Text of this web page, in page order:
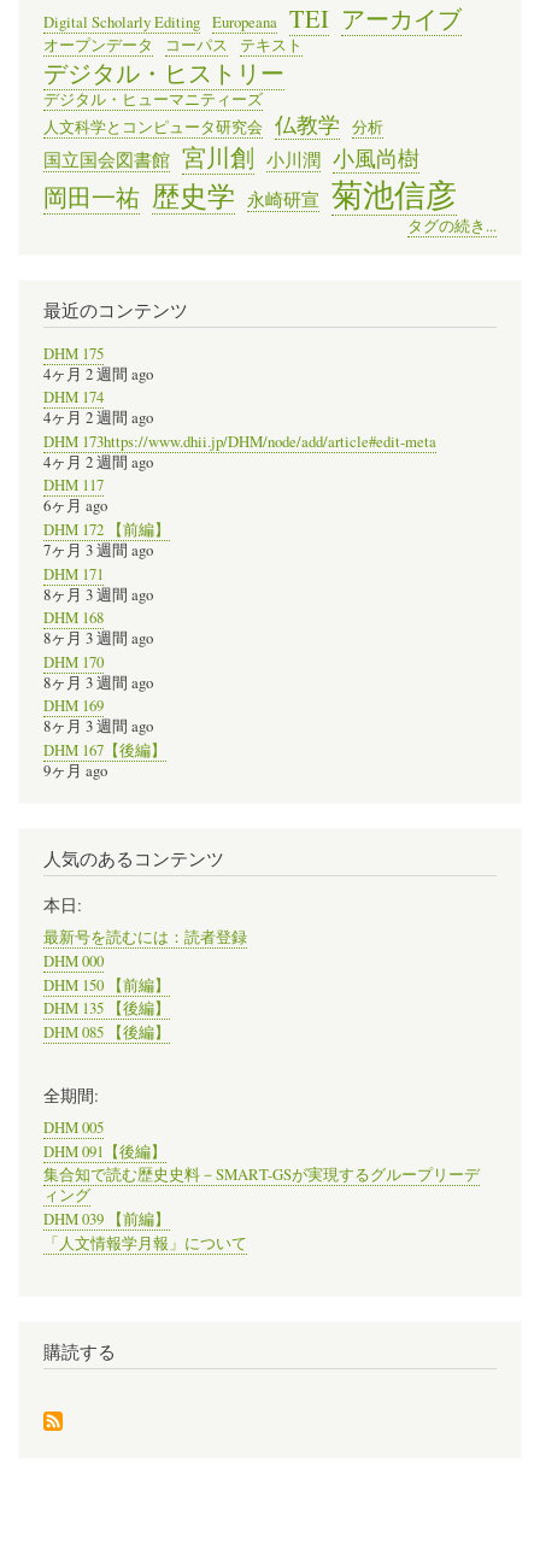
Digital Scholarly Editing Europeana TEI アーカイブ
オープンデータ コーパス テキスト
デジタル・ヒストリー
デジタル・ヒューマニティーズ
人文科学とコンピュータ研究会
仏教学 分析
国立国会図書館 宮川創 小川潤 小風尚樹
岡田一祐 歴史学 永崎研宣 菊池信彦
タグの続き...
最近のコンテンツ
DHM 175
4ヶ月 2 週間 ago
DHM 174
4ヶ月 2 週間 ago
DHM 173https://www.dhii.jp/DHM/node/add/article#edit-meta
4ヶ月 2 週間 ago
DHM 117
6ヶ月 ago
DHM 172 【前編】
7ヶ月 3 週間 ago
DHM 171
8ヶ月 3 週間 ago
DHM 168
8ヶ月 3 週間 ago
DHM 170
8ヶ月 3 週間 ago
DHM 169
8ヶ月 3 週間 ago
DHM 167【後編】
9ヶ月 ago
人気のあるコンテンツ
本日:
最新号を読むには：読者登録
DHM 000
DHM 150 【前編】
DHM 135 【後編】
DHM 085 【後編】
全期間:
DHM 005
DHM 091【後編】
集合知で読む歴史史料－SMART-GSが実現するグループリーデ
ィング
DHM 039 【前編】
「人文情報学月報」について
購読する